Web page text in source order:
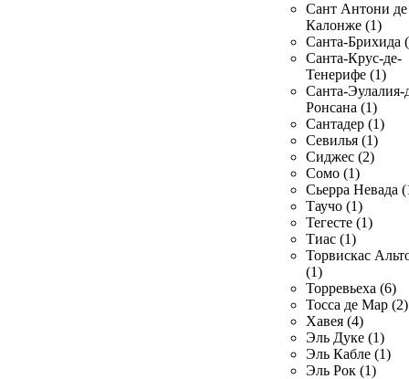
Сант Антони де
Калонже (1)
Санта-Брихида
Санта-Крус-де-
Тенерифе (1)
Санта-Эулалия-
Ронсана (1)
Сантадер (1)
Севилья (1)
Сиджес (2)
Сомо (1)
Сьерра Невада
Таучо (1)
Тегесте (1)
Тиас (1)
Торвискас
(1)
Торревьеха (6)
Тосса де Мар (2)
Хавея (4)
Эль Дуке (1)
Эль Кабле (1)
Эль Рок (1)